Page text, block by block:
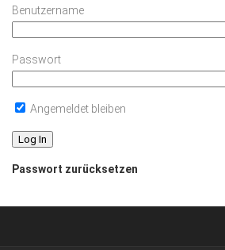
Benutzername
Passwort
Angemeldet bleiben
Passwort zurücksetzen